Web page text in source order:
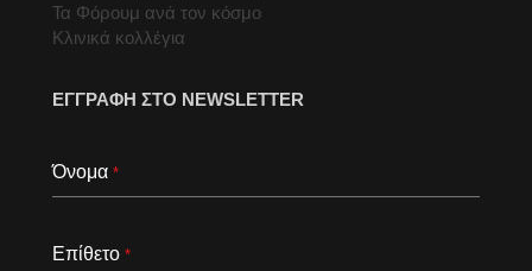
Τα Φόρουμ ανά τον κόσμο
Κλινικά κολλέγια
ΕΓΓΡΑΦΗ ΣΤΟ NEWSLETTER
Όνομα *
Επίθετο *